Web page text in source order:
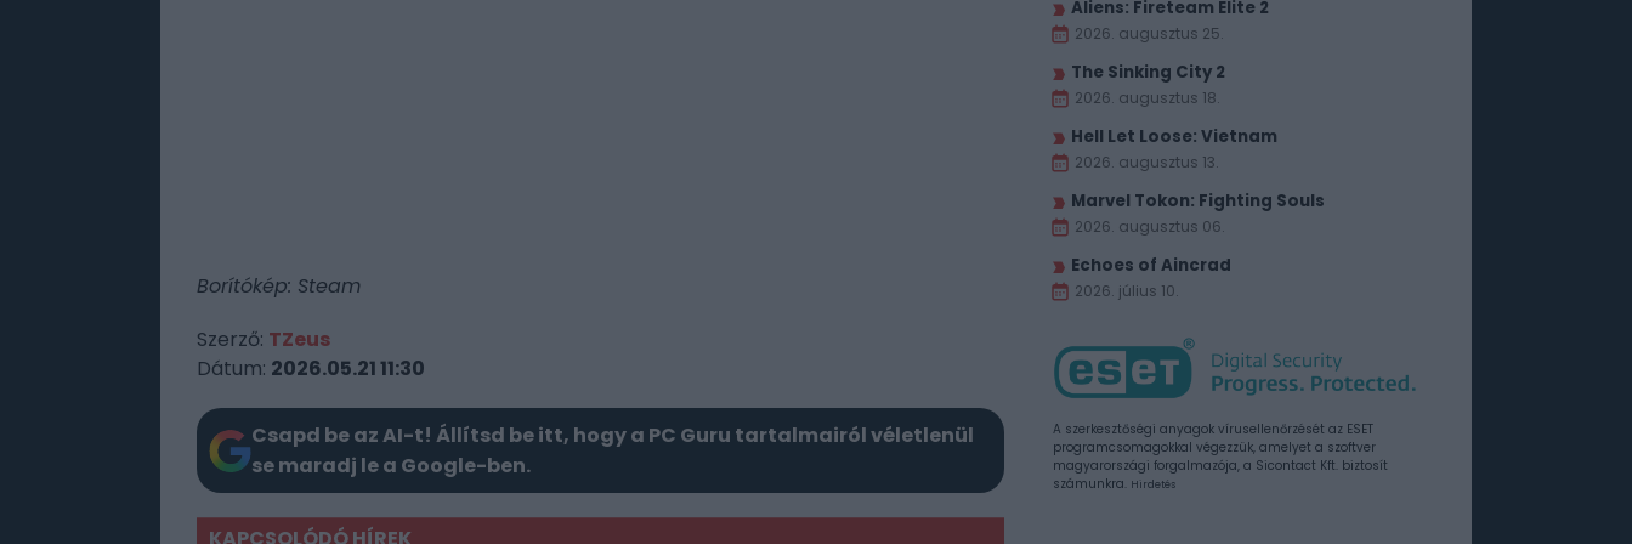
Borítókép: Steam
Szerző: TZeus
Dátum: 2026.05.21 11:30
Csapd be az AI-t! Állítsd be itt, hogy a PC Guru tartalmairól véletlenül
se maradj le a Google-ben.
Aliens: Fireteam Elite 2
2026. augusztus 25.
The Sinking City 2
2026. augusztus 18.
Hell Let Loose: Vietnam
2026. augusztus 13.
Marvel Tokon: Fighting Souls
2026. augusztus 06.
Echoes of Aincrad
2026. július 10.
A szerkesztőségi anyagok vírusellenőrzését az ESET
programcsomagokkal végezzük, amelyet a szoftver
magyarországi forgalmazója, a Sicontact Kft. biztosít
számunkra. Hirdetés